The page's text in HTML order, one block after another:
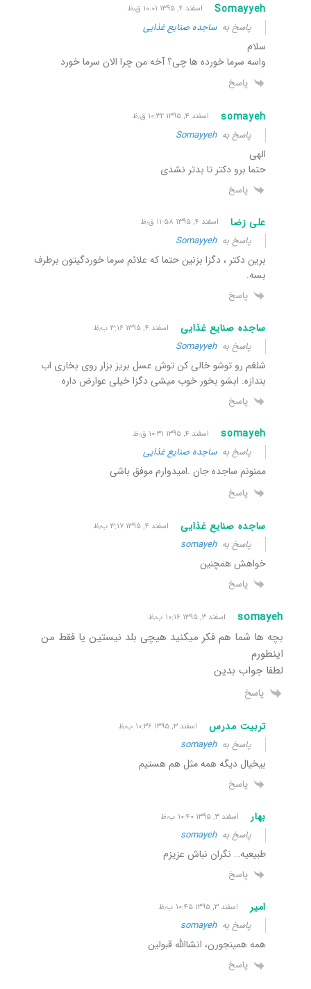
Somayyeh اسفند ۴, ۱۳۹۵ ۱۰:۰۱ ق٫ظ
پاسخ بهساجده صنایع غذایی
سلام
واسه سرما خورده ها چی؟ آخه من چرا الان سرما خورد
پاسخ
somayeh اسفند ۴, ۱۳۹۵ ۱۰:۳۲ ق٫ظ
پاسخ بهSomayyeh
الهی
حتما برو دکتر تا بدتر نشدی
پاسخ
علی زضا اسفند ۴, ۱۳۹۵ ۱۱:۵۸ ق٫ظ
پاسخ بهSomayyeh
برین دکتر ، دگزا بزنین حتما که علائم سرما خوردگیتون برطرف
بسه.
پاسخ
ساجده صنایع غذایی اسفند ۴, ۱۳۹۵ ۳:۱۶ ب٫ظ
پاسخ بهSomayyeh
شلغم رو توشو خالی کن توش عسل بریز بزار روی بخاری اب
بندازه. ابشو بخور خوب میشی دگزا خیلی عوارض داره
پاسخ
somayeh اسفند ۴, ۱۳۹۵ ۱۰:۳۱ ق٫ظ
پاسخ بهساجده صنایع غذایی
ممنونم ساجده جان .امیدوارم موفق باشی
پاسخ
ساجده صنایع غذایی اسفند ۴, ۱۳۹۵ ۳:۱۷ ب٫ظ
پاسخ بهsomayeh
خواهش همچنین
پاسخ
somayeh اسفند ۳, ۱۳۹۵ ۱۰:۱۶ ب٫ظ
بچه ها شما هم فکر میکنید هیچی بلد نیستین یا فقط من
اینطورم
لطفا جواب بدین
پاسخ
تربیت مدرس اسفند ۳, ۱۳۹۵ ۱۰:۳۶ ب٫ظ
پاسخ بهsomayeh
بیخیال دیگه همه مثل هم هستیم
پاسخ
بهار اسفند ۳, ۱۳۹۵ ۱۰:۴۰ ب٫ظ
پاسخ بهsomayeh
طبیعیه… نگران نباش عزیزم
پاسخ
امیر اسفند ۳, ۱۳۹۵ ۱۰:۴۵ ب٫ظ
پاسخ بهsomayeh
همه همینجورن، انشاالله قبولین
پاسخ